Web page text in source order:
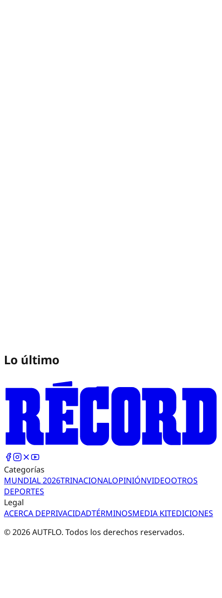
Lo último
Categorías
MUNDIAL 2026TRINACIONALOPINIÓNVIDEOOTROS
DEPORTES
Legal
ACERCA DEPRIVACIDADTÉRMINOSMEDIA KITEDICIONES
©2026AUTFLO. Todos los derechos reservados.